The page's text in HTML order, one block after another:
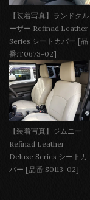
【装着写真】ランドクル
ーザー Refinad Leather
Series シートカバー [品
番:T0673-02]
【装着写真】ジムニー
Refinad Leather
Deluxe Series シートカ
バー [品番:S0113-02]